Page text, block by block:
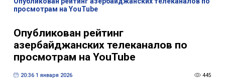
просмотрам на YouTube
Опубликован рейтинг
азербайджанских телеканалов по
просмотрам на YouTube
20:36 1 января 2026 445